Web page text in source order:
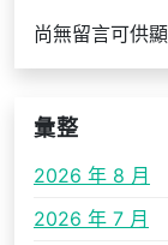
尚無留言可供
彙整
2026 年 8 月
2026 年 7 月